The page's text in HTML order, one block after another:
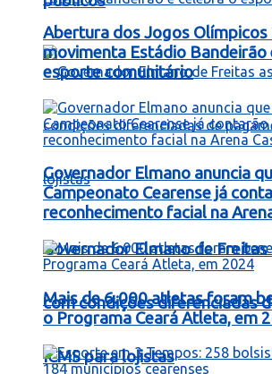
Governador Elmano de
com condições diferenciadas
ICMS para lojistas
Abertura dos Jogos Olímpicos
movimenta Estádio Bandeirão
esporte comunitário
Governador Elmano anuncia
Campeonato Cearense já
reconhecimento facial na
Mais de 6.000 atletas foram
o Programa Ceará Atleta, em